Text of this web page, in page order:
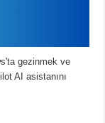
gezinmek ve
AI asistanını